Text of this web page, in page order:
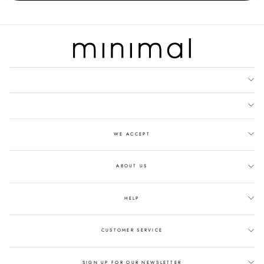
WE ACCEPT
ABOUT US
HELP
CUSTOMER SERVICE
SIGN UP FOR OUR NEWSLETTER